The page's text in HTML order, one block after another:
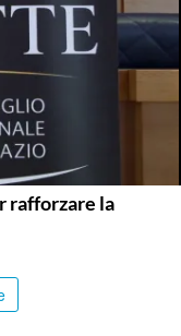
rafforzare la